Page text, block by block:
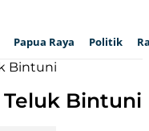
Papua Raya Politik
Bintuni
Teluk Bintuni